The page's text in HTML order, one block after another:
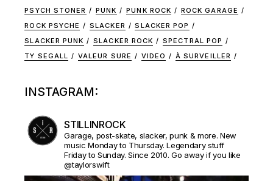
PSYCH STONER
PUNK PUNK ROCK
ROCK GARAGE
ROCK PSYCHE
SLACKER
SLACKER POP
SLACKER PUNK
SLACKER ROCK
SPECTRAL POP
TY SEGALL
VALEUR SURE VIDEO À SURVEILLER
INSTAGRAM:
STILLINROCK
Garage, post-skate, slacker, punk & more. New
music Monday to Thursday. Legendary stuff
Friday to Sunday. Since 2010. Go away if you like
@taylorswift